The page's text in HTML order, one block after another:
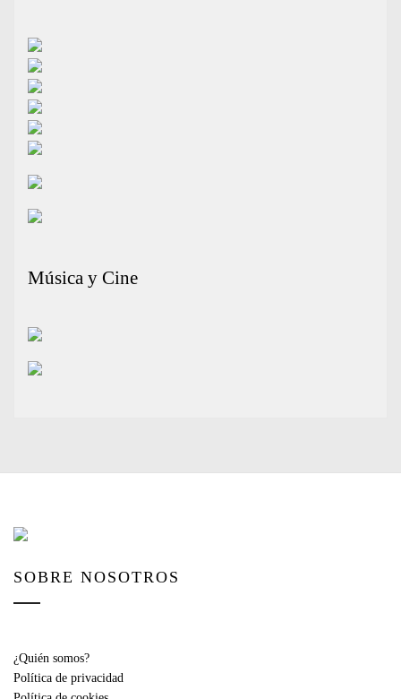
Música y Cine
SOBRE NOSOTROS
¿Quién somos?
Política de privacidad